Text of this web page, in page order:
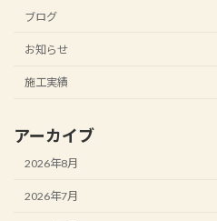
ブログ
お知らせ
施工実績
アーカイブ
2026年8月
2026年7月